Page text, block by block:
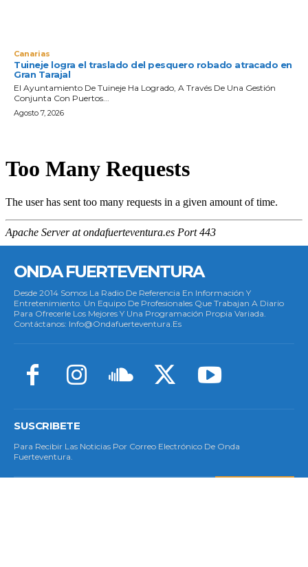
Canarias
Tuineje logra el traslado del pesquero robado atracado en
Gran Tarajal
El Ayuntamiento De Tuineje Ha Logrado, A Través De Una Gestión
Conjunta Con Puertos...
Agosto 7, 2026
ONDA FUERTEVENTURA
Desde 2014 Somos La Radio De Referencia En Información Y
Entretenimiento. Un Equipo De Profesionales Que Trabajan A Diario
Para Ofrecerle Los Mejores Y Una Programación Propia Variada.
Contáctanos: Info@ondafuerteventura.es
SUSCRIBETE
Para Recibir Las Noticias Por Correo Electrónico De Onda
Fuerteventura.